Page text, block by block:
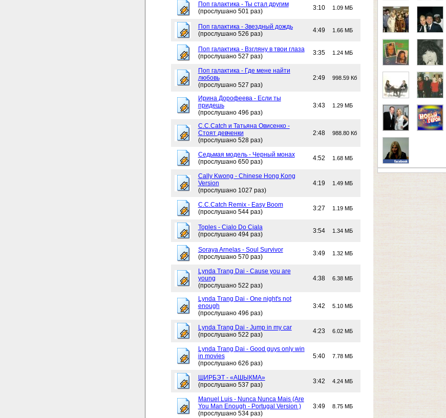
Поп галактика - Ты стал другим
(прослушано 501 раз)
3:10 1.09 МБ
Поп галактика - Звездный дождь
(прослушано 526 раз)
4:49 1.66 МБ
Поп галактика - Взгляну в твои глаза
(прослушано 527 раз)
3:35 1.24 МБ
Поп галактика - Где мене найти
любовь
(прослушано 527 раз)
2:49 998.59 Кб
Ирина Дорофеева - Если ты
придешь
(прослушано 496 раз)
3:43 1.29 МБ
C.C.Catch и Татьяна Овисенко -
Стоят девченки
(прослушано 528 раз)
2:48 988.80 Кб
Седьмая модель - Черный монах
(прослушано 650 раз)
4:52 1.68 МБ
Cally Kwong - Chinese Hong Kong
Version
(прослушано 1027 раз)
4:19 1.49 МБ
C.C.Catch Remix - Easy Boom
(прослушано 544 раз)
3:27 1.19 МБ
Toples - Cialo Do Ciala
(прослушано 494 раз)
3:54 1.34 МБ
Soraya Arnelas - Soul Survivor
(прослушано 570 раз)
3:49 1.32 МБ
Lynda Trang Dai - Cause you are
young
(прослушано 522 раз)
4:38 6.38 МБ
Lynda Trang Dai - One night's not
enough
(прослушано 496 раз)
3:42 5.10 МБ
Lynda Trang Dai - Jump in my car
(прослушано 522 раз)
4:23 6.02 МБ
Lynda Trang Dai - Good guys only win
in movies
(прослушано 626 раз)
5:40 7.78 МБ
ШИРБЭТ - «АШЫКМА»
(прослушано 537 раз)
3:42 4.24 МБ
Manuel Luis - Nunca Nunca Mais (Are
You Man Enough - Portugal Version )
(прослушано 534 раз)
3:49 8.75 МБ